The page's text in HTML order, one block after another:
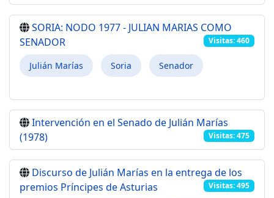
SORIA: NODO 1977 - JULIAN MARIAS COMO
SENADOR
Visitas: 460
Julián Marías Soria Senador
Intervención en el Senado de Julián Marías
(1978)
Visitas: 475
Discurso de Julián Marías en la entrega de los
premios Príncipes de Asturias
Visitas: 495